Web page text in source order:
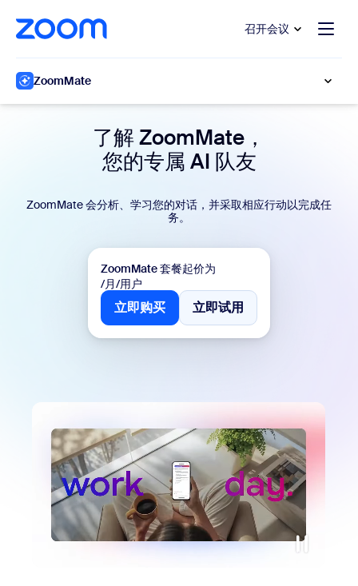
至主要内容
至帮助聊天 召开会议
ZoomMate
了解 ZoomMate，
您的专属 AI 队友
ZoomMate 会分析、学习您的对话，并采取相应行动以完成任
务。
ZoomMate 套餐起价为
/月/用户
立即购买
立即购买
立即试用
立即试用